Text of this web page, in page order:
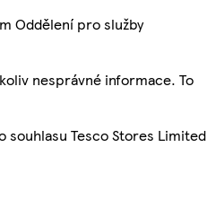
Oddělení pro služby
nesprávné informace. To
souhlasu Tesco Stores Limited